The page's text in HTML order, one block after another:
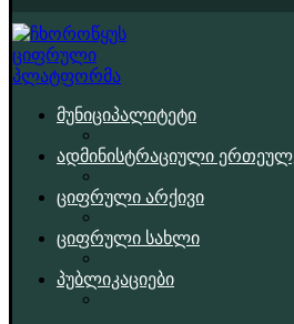
მუნიციპალიტეტი
ადმინისტრაციული
ციფრული არქივი
ციფრული სახლი
პუბლიკაციები